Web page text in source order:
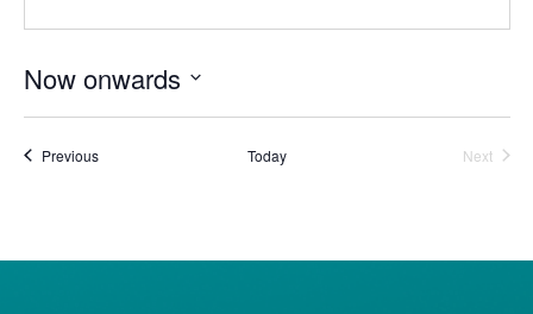
Now onwards
date.
PreviousEvents Today Next